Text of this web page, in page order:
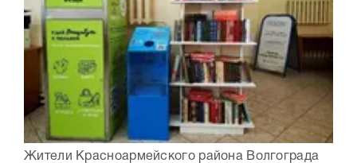
Жители Красноармейского района Волгограда